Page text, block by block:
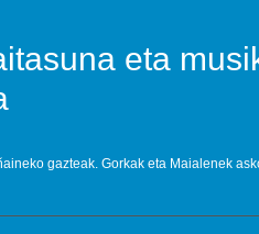
eta
gazteak. Gorkak eta Maialenek